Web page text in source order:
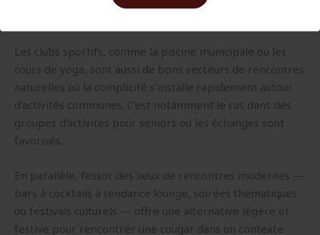
Les clubs sportifs, comme la piscine municipale ou les
cours de yoga, sont aussi de bons vecteurs de rencontres
naturelles où la complicité s’installe rapidement autour
d’activités communes. C’est notamment le cas dans des
groupes d’activités pour seniors où les échanges sont
favorisés.
En parallèle, l’essor des lieux de rencontres modernes —
bars à cocktails à tendance lounge, soirées thématiques
ou festivals culturels — offre une alternative légère et
festive pour rencontrer une cougar dans un contexte